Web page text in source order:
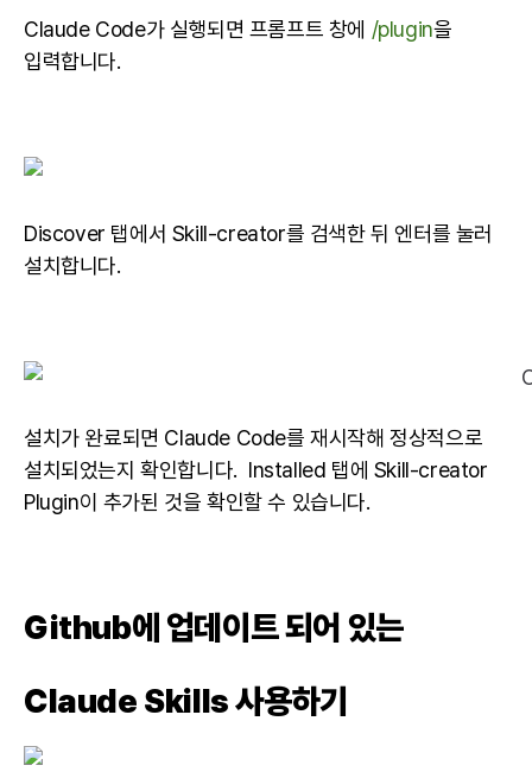
Claude Code가 실행되면 프롬프트 창에 /plugin을
입력합니다.
Discover 탭에서 Skill-creator를 검색한 뒤 엔터를 눌러
설치합니다.
설치가 완료되면 Claude Code를 재시작해 정상적으로
설치되었는지 확인합니다. Installed 탭에 Skill-creator
Plugin이 추가된 것을 확인할 수 있습니다.
Github에 업데이트 되어 있는
Claude Skills 사용하기